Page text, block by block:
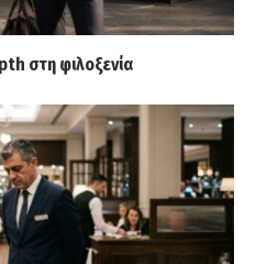
στη φιλοξενία